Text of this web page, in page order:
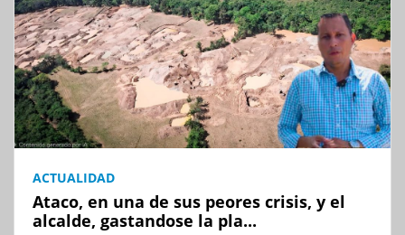
ACTUALIDAD
Ataco, en una de sus peores crisis, y el
alcalde, gastandose la pla...